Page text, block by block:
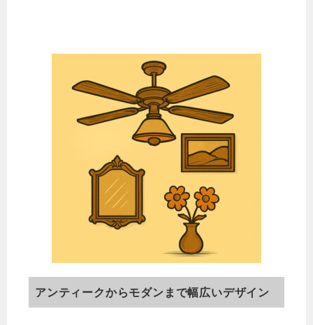
アンティークからモダンまで幅広いデザイン